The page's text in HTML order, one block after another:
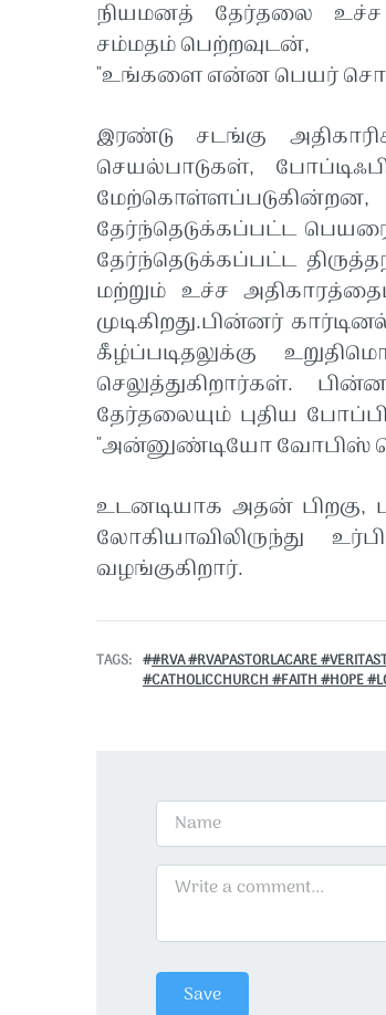
நியமனத் தேர்தலை உச்ச
சம்மதம் பெற்றவுடன்,
"உங்களை என்ன பெயர்
இரண்டு சடங்கு
செயல்பாடுகள்,
தேர்ந்தெடுக்கப்பட்ட
தேர்ந்தெடுக்கப்பட்ட
மற்றும் உச்ச
முடிகிறது.பின்னர்
கீழ்ப்படிதலுக்கு
செலுத்துகிறார்கள்.
தேர்தலையும் புதிய
"அன்னுண்டியோ வோபிஸ்
உடனடியாக அதன் பிறகு,
லோகியாவிலிருந்து
வழங்குகிறார்.
TAGS
#RVA #RVAPASTORLACARE
#CATHOLICCHURCH #FAITH #HOPE